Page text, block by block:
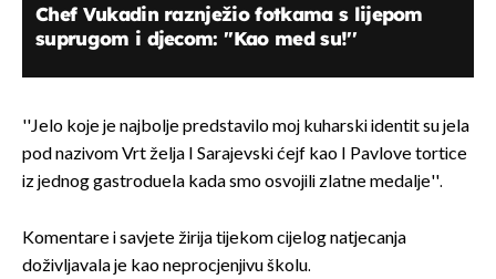
Chef Vukadin raznježio fotkama s lijepom
suprugom i djecom: ''Kao med su!''
''Jelo koje je najbolje predstavilo moj kuharski identit su jela
pod nazivom Vrt želja I Sarajevski ćejf kao I Pavlove tortice
iz jednog gastroduela kada smo osvojili zlatne medalje''.
Komentare i savjete žirija tijekom cijelog natjecanja
doživljavala je kao neprocjenjivu školu.